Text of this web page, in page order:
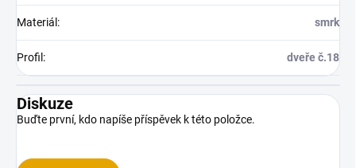
Materiál : smrk
Profil : dveře č.18
Diskuze
Buďte první, kdo napíše příspěvek k této položce.